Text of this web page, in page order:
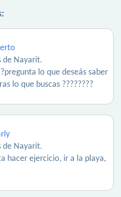
de Nayarit.
lo que deseás saber
lo que buscas ????????
de Nayarit.
hacer ejercicio, ir a la playa,